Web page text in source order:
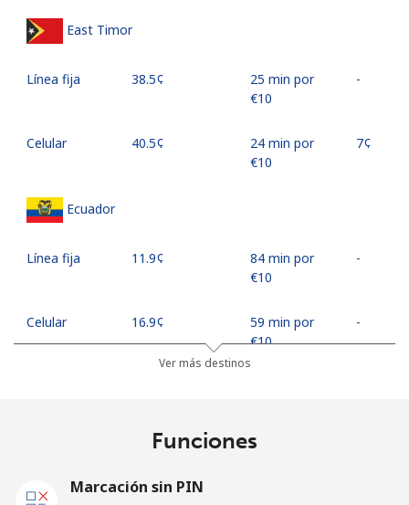
East Timor
Línea fija ⁦38.5¢⁩
25 min por
⁦€10⁩
-
Celular ⁦40.5¢⁩
24 min por
⁦€10⁩
⁦7¢⁩
Ecuador
Línea fija ⁦11.9¢⁩
84 min por
⁦€10⁩
-
Celular ⁦16.9¢⁩
59 min por
⁦€10⁩
-
⁦8.5¢⁩
117 min por
Celular
Ver más destinos
Funciones
Marcación sin PIN